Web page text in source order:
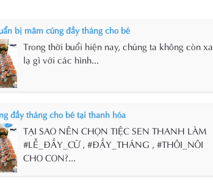
bị mâm cúng đầy tháng cho bé
Trong thời buổi hiện nay, chúng ta không còn xa
lạ gì với các hình...
đầy tháng cho bé tại thanh hóa
TẠI SAO NÊN CHỌN TIỆC SEN THANH LÀM
#LỄ_ĐẦY_CỮ , #ĐẦY_THÁNG , #THÔI_NÔI
CHO CON?...